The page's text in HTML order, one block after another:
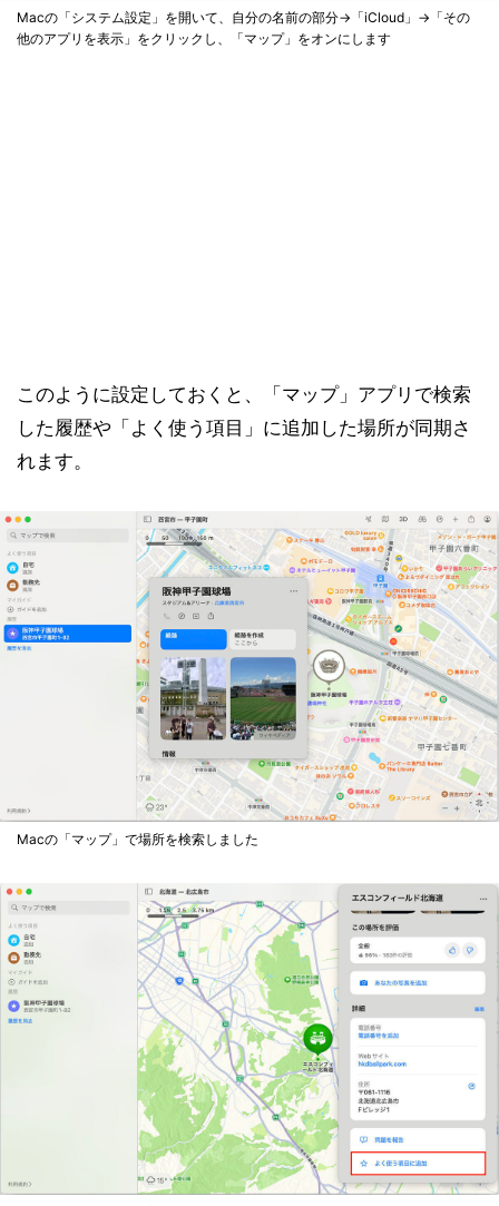
Macの「システム設定」を開いて、自分の名前の部分→「iCloud」→「その
他のアプリを表示」をクリックし、「マップ」をオンにします
このように設定しておくと、「マップ」アプリで検索
した履歴や「よく使う項目」に追加した場所が同期さ
れます。
Macの「マップ」で場所を検索しました